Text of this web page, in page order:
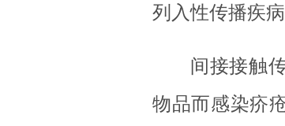
列入性传播疾病
间接接触
物品而感染疥